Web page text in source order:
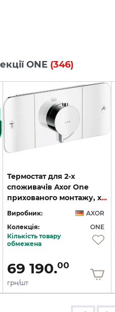
ONE (346)
Термостат для 2-х
споживачів Axor One
прихованого монтажу, хром 45712000
Виробник:
AXOR
Колекція:
ONE
Кількість товару
обмежена
69 190.00
грн/шт